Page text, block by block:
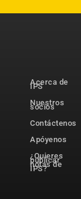
Acerca de
IPS
Nuestros
socios
Contáctenos
Apóyenos
¿Quieres
publicar
notas de
IPS?